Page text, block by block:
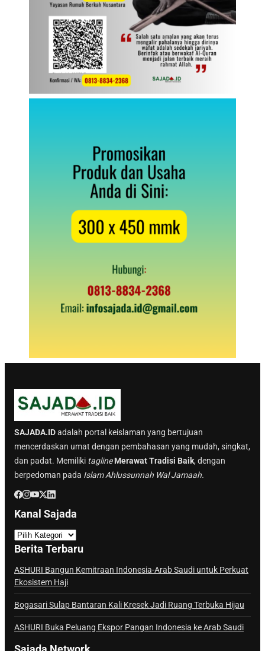
SAJADA.IDadalah portal keislaman yang bertujuan
mencerdaskan umat dengan pembahasan yang mudah, singkat,
dan padat. Memiliki tagline Merawat Tradisi Baik, dengan
berpedoman pada Islam Ahlussunnah Wal Jamaah.
Kanal Sajada
a
n
a
l
j
Berita Terbaru
ASHURI Bangun Kemitraan Indonesia-Arab Saudi untuk Perkuat
Ekosistem Haji
Bogasari Sulap Bantaran Kali Kresek Jadi Ruang Terbuka Hijau
ASHURI Buka Peluang Ekspor Pangan Indonesia ke Arab Saudi